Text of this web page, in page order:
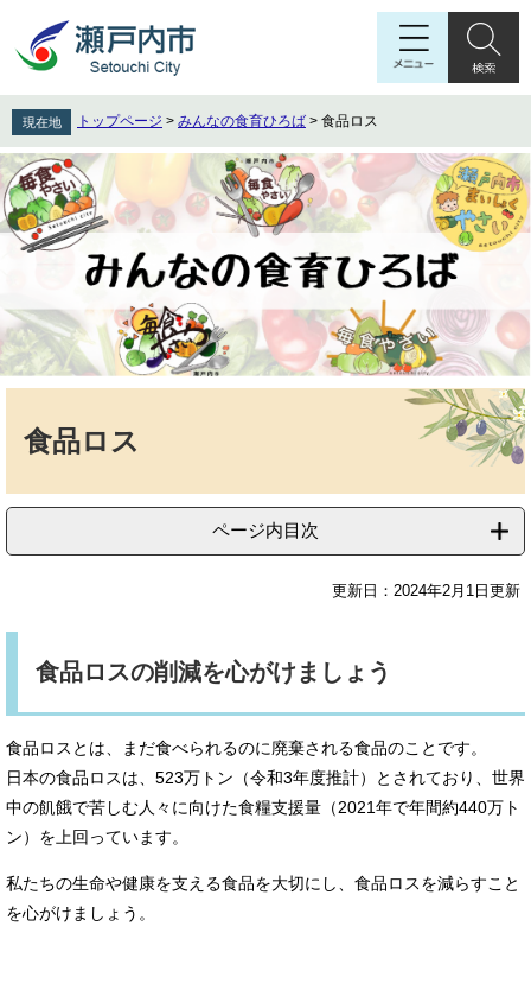
先
頭
で
す
。
を
飛
ば
し
て
本
現在地 トップページ > みんなの食育ひろば > 食品ロス
食品ロス
ページ内目次
更新日：2024年2月1日更新
食品ロスの削減を心がけましょう
食品ロスとは、まだ食べられるのに廃棄される食品のことです。
日本の食品ロスは、523万トン（令和3年度推計）とされており、世界
中の飢餓で苦しむ人々に向けた食糧支援量（2021年で年間約440万ト
ン）を上回っています。
私たちの生命や健康を支える食品を大切にし、食品ロスを減らすこと
を心がけましょう。